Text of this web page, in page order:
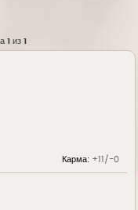
1из 1
Карма: +11/-0